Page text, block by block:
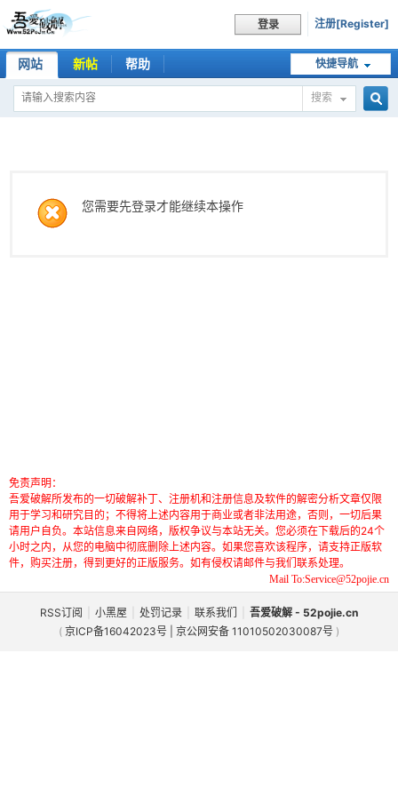
登录 注册[Register]
快捷导航
网站 新帖 帮助
搜索
您需要先登录才能继续本操作
免责声明：
吾爱破解所发布的一切破解补丁、注册机和注册信息及软件的解密分析文章仅限
用于学习和研究目的；不得将上述内容用于商业或者非法用途，否则，一切后果
请用户自负。本站信息来自网络，版权争议与本站无关。您必须在下载后的24个
小时之内，从您的电脑中彻底删除上述内容。如果您喜欢该程序，请支持正版软
件，购买注册，得到更好的正版服务。如有侵权请邮件与我们联系处理。
Mail To:Service@52pojie.cn
RSS订阅 小黑屋 处罚记录 联系我们
吾爱破解 - 52pojie.cn
( 京ICP备16042023号 | 京公网安备 11010502030087号 )